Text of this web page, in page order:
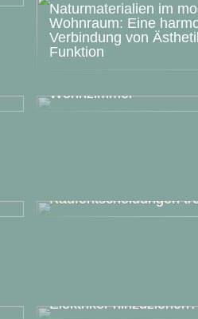
Naturmaterialien im
Wohnraum: Eine
Verbindung von
Funktion
Wohnzimmer
Kaufentscheidungen
Elektriker hinzuziehen?